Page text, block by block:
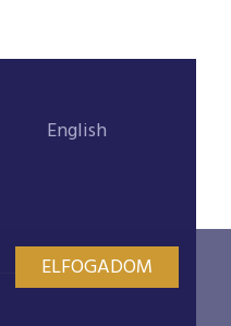
English
ELFOGADOM